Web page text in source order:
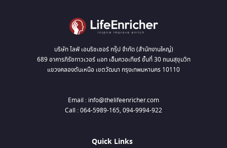
บริษัท ไลฟ์ เอนริชเชอร์ กรุ๊ป จำกัด (สำนักงานใหญ่)
689 อาคารภิรัชทาวเวอร์ แอท เอ็มควอเทียร์ ชั้นที่ 30 ถนนสุขุมวิท
แขวงคลองตันเหนือ เขตวัฒนา กรุงเทพมหานคร 10110
Email : info@thelifeenricher.com
Call : 064-5989-165, 094-9994-922
Quick Links